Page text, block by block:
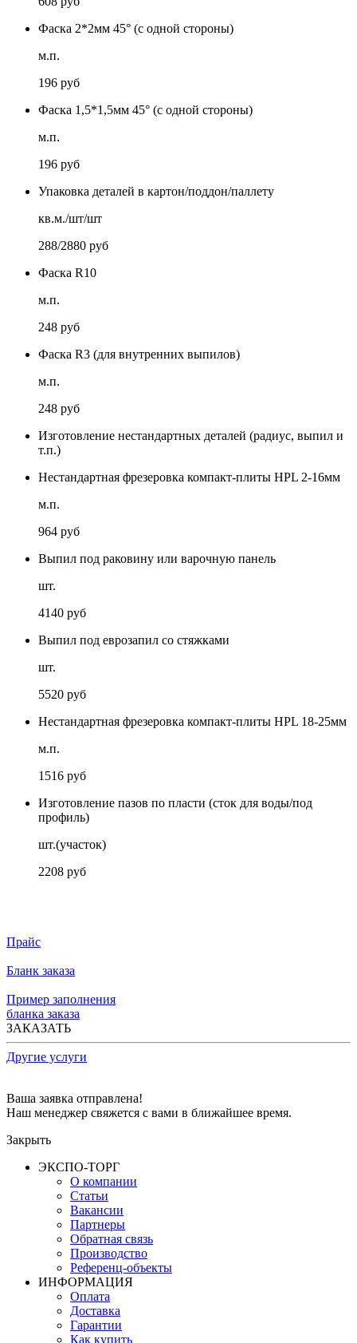
Фаска 2*2мм 45° (с одной стороны)
м.п.
196 руб
Фаска 1,5*1,5мм 45° (с одной стороны)
м.п.
196 руб
Упаковка деталей в картон/поддон/паллету
кв.м./шт/шт
288/2880 руб
Фаска R10
м.п.
248 руб
Фаска R3 (для внутренних выпилов)
м.п.
248 руб
Изготовление нестандартных деталей (радиус, выпил и
т.п.)
Нестандартная фрезеровка компакт-плиты HPL 2-16мм
м.п.
964 руб
Выпил под раковину или варочную панель
шт.
4140 руб
Выпил под еврозапил со стяжками
шт.
5520 руб
Нестандартная фрезеровка компакт-плиты HPL 18-25мм
м.п.
1516 руб
Изготовление пазов по пласти (сток для воды/под
профиль)
шт.(участок)
2208 руб
Прайс
Бланк заказа
Пример заполнения
бланка заказа
ЗАКАЗАТЬ
Другие услуги
Ваша заявка отправлена!
Наш менеджер свяжется с вами в ближайшее время.
Закрыть
ЭКСПО-ТОРГ
О компании
Статьи
Вакансии
Партнеры
Обратная связь
Производство
Референц-объекты
ИНФОРМАЦИЯ
Оплата
Доставка
Гарантии
Как купить